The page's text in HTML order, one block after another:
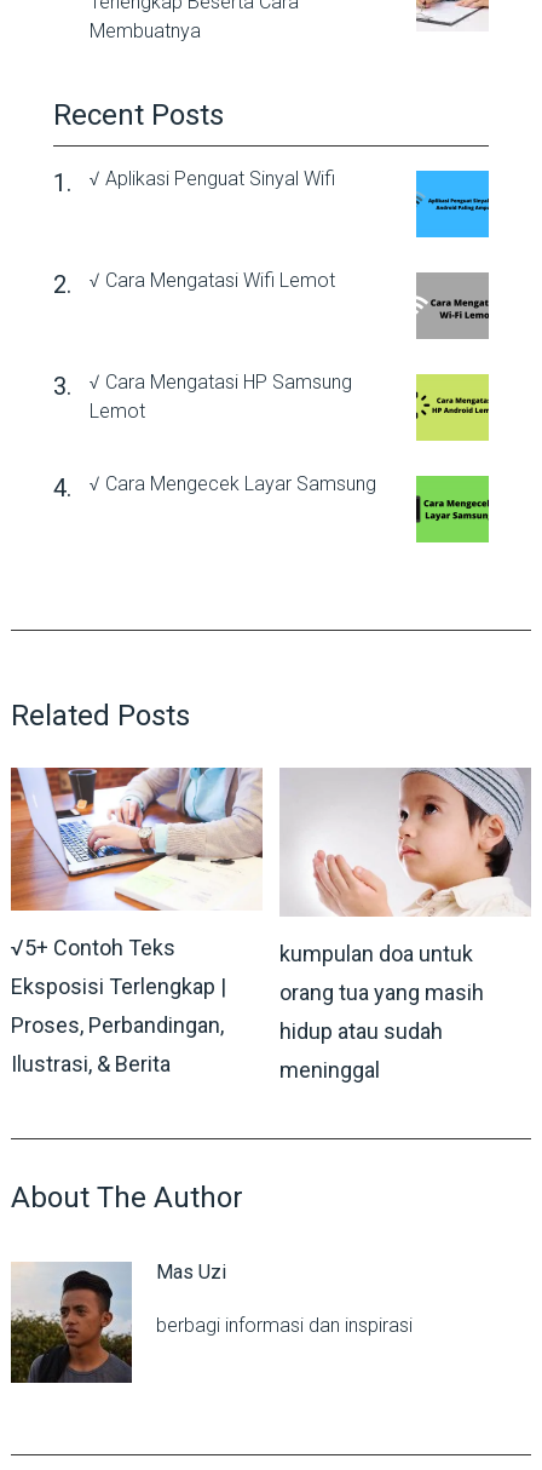
Membuatnya
Recent Posts
√ Aplikasi Penguat Sinyal Wifi
√ Cara Mengatasi Wifi Lemot
√ Cara Mengatasi HP Samsung
Lemot
√ Cara Mengecek Layar Samsung
Related Posts
√5+ Contoh Teks
Eksposisi Terlengkap |
Proses, Perbandingan,
Ilustrasi, & Berita
kumpulan doa untuk
orang tua yang masih
hidup atau sudah
meninggal
About The Author
Mas Uzi
berbagi informasi dan inspirasi